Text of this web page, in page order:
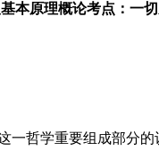
本原理概论考点：一
哲学重要组成部分